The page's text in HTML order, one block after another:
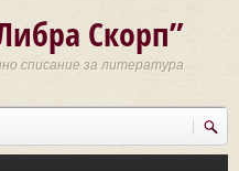
Скорп”
списание за литература